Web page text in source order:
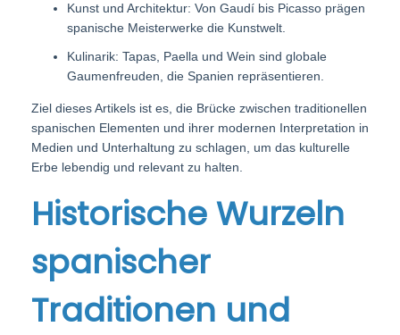
Kunst und Architektur: Von Gaudí bis Picasso prägen
spanische Meisterwerke die Kunstwelt.
Kulinarik: Tapas, Paella und Wein sind globale
Gaumenfreuden, die Spanien repräsentieren.
Ziel dieses Artikels ist es, die Brücke zwischen traditionellen
spanischen Elementen und ihrer modernen Interpretation in
Medien und Unterhaltung zu schlagen, um das kulturelle
Erbe lebendig und relevant zu halten.
Historische Wurzeln
spanischer
Traditionen und